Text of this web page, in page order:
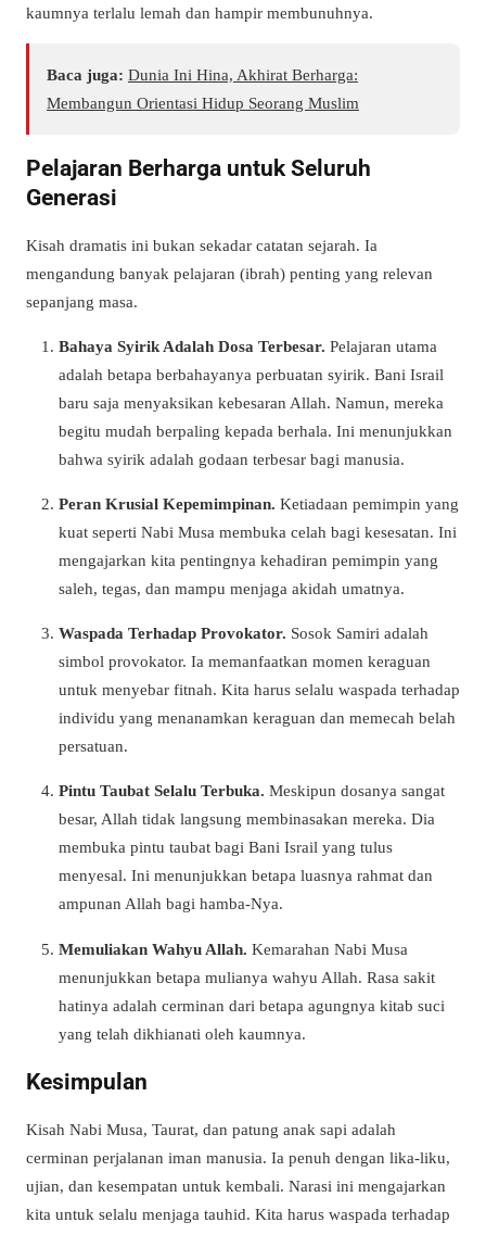
kaumnya terlalu lemah dan hampir membunuhnya.
Baca juga: Dunia Ini Hina, Akhirat Berharga:
Membangun Orientasi Hidup Seorang Muslim
Pelajaran Berharga untuk Seluruh
Generasi
Kisah dramatis ini bukan sekadar catatan sejarah. Ia
mengandung banyak pelajaran (ibrah) penting yang relevan
sepanjang masa.
Bahaya Syirik Adalah Dosa Terbesar. Pelajaran utama
adalah betapa berbahayanya perbuatan syirik. Bani Israil
baru saja menyaksikan kebesaran Allah. Namun, mereka
begitu mudah berpaling kepada berhala. Ini menunjukkan
bahwa syirik adalah godaan terbesar bagi manusia.
Peran Krusial Kepemimpinan. Ketiadaan pemimpin yang
kuat seperti Nabi Musa membuka celah bagi kesesatan. Ini
mengajarkan kita pentingnya kehadiran pemimpin yang
saleh, tegas, dan mampu menjaga akidah umatnya.
Waspada Terhadap Provokator. Sosok Samiri adalah
simbol provokator. Ia memanfaatkan momen keraguan
untuk menyebar fitnah. Kita harus selalu waspada terhadap
individu yang menanamkan keraguan dan memecah belah
persatuan.
Pintu Taubat Selalu Terbuka. Meskipun dosanya sangat
besar, Allah tidak langsung membinasakan mereka. Dia
membuka pintu taubat bagi Bani Israil yang tulus
menyesal. Ini menunjukkan betapa luasnya rahmat dan
ampunan Allah bagi hamba-Nya.
Memuliakan Wahyu Allah. Kemarahan Nabi Musa
menunjukkan betapa mulianya wahyu Allah. Rasa sakit
hatinya adalah cerminan dari betapa agungnya kitab suci
yang telah dikhianati oleh kaumnya.
Kesimpulan
Kisah Nabi Musa, Taurat, dan patung anak sapi adalah
cerminan perjalanan iman manusia. Ia penuh dengan lika-liku,
ujian, dan kesempatan untuk kembali. Narasi ini mengajarkan
kita untuk selalu menjaga tauhid. Kita harus waspada terhadap